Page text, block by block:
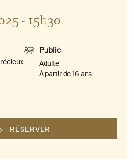
- 15h30
Public
Adulte
À partir de 16 ans
RÉSERVER